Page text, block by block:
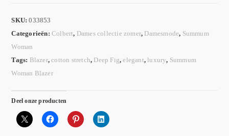
SKU:033853
Categorieën:Colbert, Dames collectie zomer, Damesmode, Summum
Woman
Tags: Blazer,cotton stretch, Deep Fig,elegant, luxury, Summum
Woman Blazer
Deel onze producten